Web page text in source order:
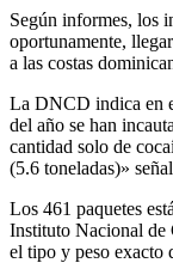
Según informes, los
oportunamente,
a las costas
La DNCD indica en
del año se han
cantidad solo de
(5.6 toneladas)»
Los 461 paquetes
Instituto Nacional de
el tipo y peso exacto